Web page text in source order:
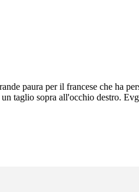
paura per il francese che ha
taglio sopra all'occhio destro.